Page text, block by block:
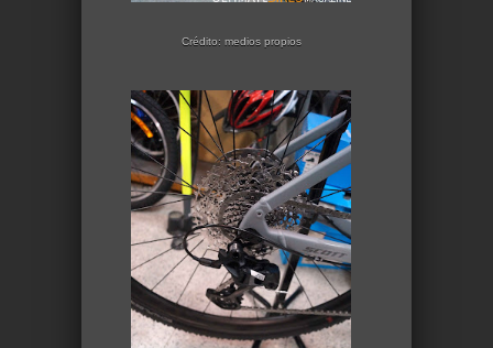
Crédito: medios propios